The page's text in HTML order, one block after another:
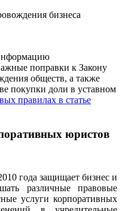
бизнеса
поправки к Закону
обществ, а также
покупки доли в уставном
правилах в статье
юристов
года защищает бизнес и
различные правовые
услуги корпоративных